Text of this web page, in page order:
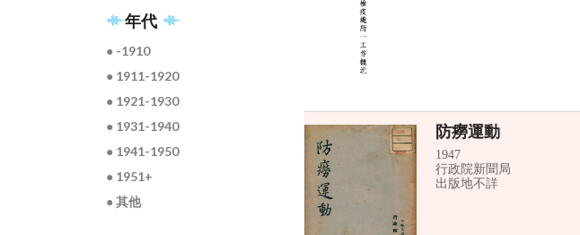
年代
● -1910
● 1911-1920
● 1921-1930
● 1931-1940
● 1941-1950
● 1951+
● 其他
防癆運動
1947
行政院新聞局
出版地不詳